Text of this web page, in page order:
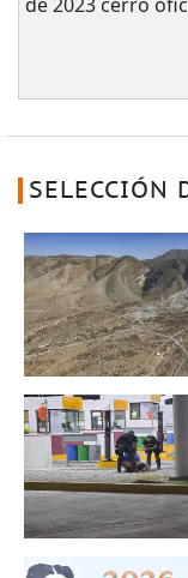
SELECCIÓN